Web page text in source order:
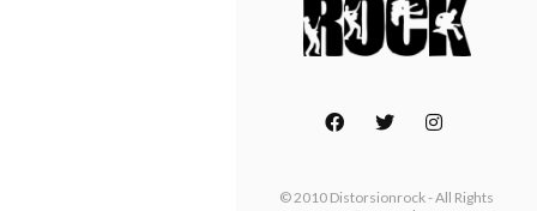
© 2010 Distorsionrock - All Rights